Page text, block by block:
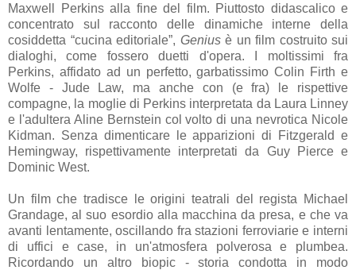
Maxwell Perkins alla fine del film. Piuttosto didascalico e
concentrato sul racconto delle dinamiche interne della
cosiddetta “cucina editoriale”, Geniusè un film costruito sui
dialoghi, come fossero duetti d'opera. I moltissimi fra
Perkins, affidato ad un perfetto, garbatissimo Colin Firth e
Wolfe - Jude Law, ma anche con (e fra) le rispettive
compagne, la moglie di Perkins interpretata da Laura Linney
e l'adultera Aline Bernstein col volto di una nevrotica Nicole
Kidman. Senza dimenticare le apparizioni di Fitzgerald e
Hemingway, rispettivamente interpretati da Guy Pierce e
Dominic West.
Un film che tradisce le origini teatrali del regista Michael
Grandage, al suo esordio alla macchina da presa, e che va
avanti lentamente, oscillando fra stazioni ferroviarie e interni
di uffici e case, in un'atmosfera polverosa e plumbea.
Ricordando un altro biopic - storia condotta in modo